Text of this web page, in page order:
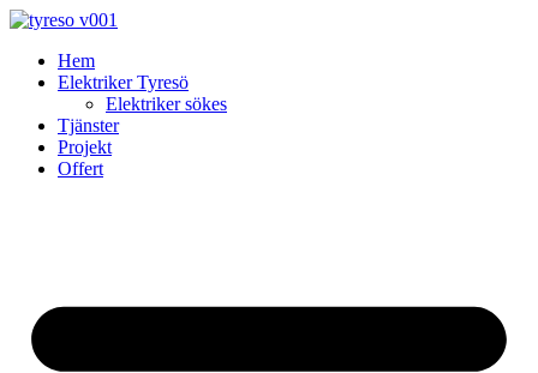
Skip
contentHem
Elektriker Tyresö
Elektriker sökes
Tjänster
Projekt
Offert